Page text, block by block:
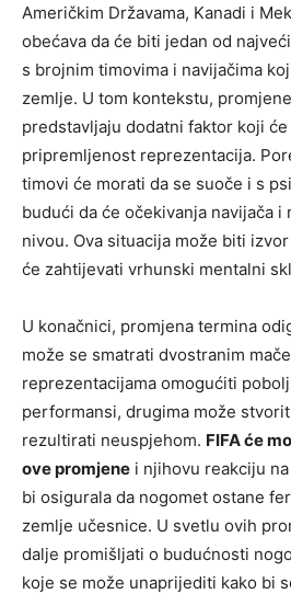
Američkim Državama, Kanadi i
obećava da će biti jedan od
s brojnim timovima i navijačima
zemlje. U tom kontekstu,
predstavljaju dodatni faktor koji
pripremljenost reprezentacija.
timovi će morati da se suoče i s
budući da će očekivanja navijača i
nivou. Ova situacija može biti
će zahtijevati vrhunski mentalni
U konačnici, promjena termina
može se smatrati dvostranim
reprezentacijama omogućiti
performansi, drugima može
rezultirati neuspjehom. FIFA će
ove promjene i njihovu reakciju
bi osigurala da nogomet ostane
zemlje učesnice. U svetlu ovih
dalje promišljati o budućnosti
koje se može unaprijediti kako bi